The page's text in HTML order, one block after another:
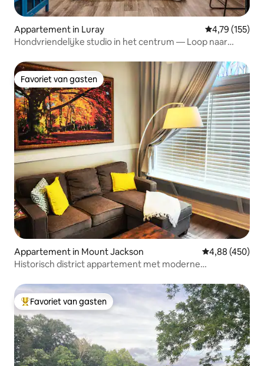
Appartement in Luray Gemiddelde
4,79 (155)
Hondvriendelijke studio in het centrum — Loop naar
Favoriet van gasten
Favoriet van gasten
Appartement in Mount Jackson Gemiddelde
4,88 (450)
Historisch district appartement met moderne
Topfavoriet van gasten
Favoriet van gasten